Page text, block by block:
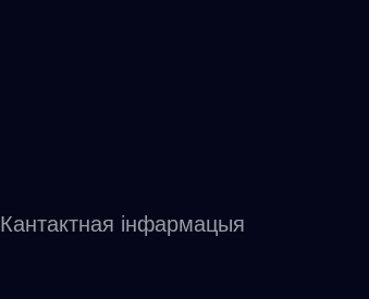
Кантактная інфармацыя